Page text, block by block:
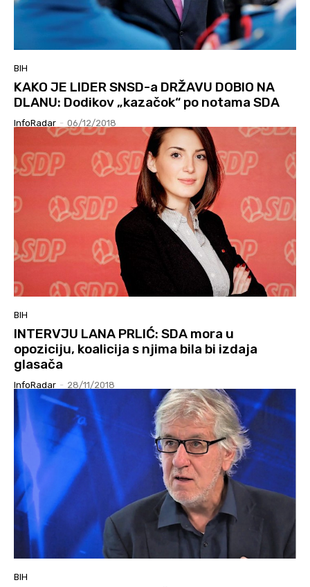
BIH
KAKO JE LIDER SNSD-a DRŽAVU DOBIO NA
DLANU: Dodikov „kazačok“ po notama SDA
InfoRadar - 06/12/2018
BIH
INTERVJU LANA PRLIĆ: SDA mora u
opoziciju, koalicija s njima bila bi izdaja
glasača
InfoRadar - 28/11/2018
BIH